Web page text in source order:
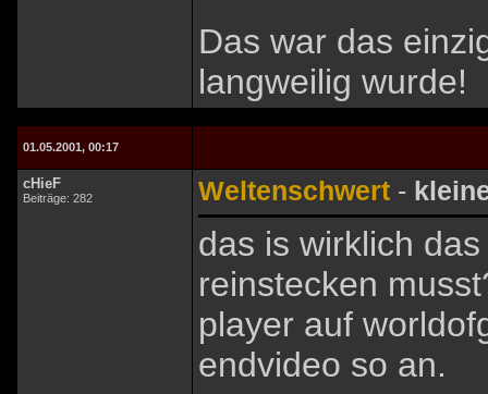
Das war das
langweilig wurde!
01.05.2001, 00:17
cHieF
Beiträge: 282 Weltenschwert -
das is wirklich
reinstecken
player auf
endvideo so an.